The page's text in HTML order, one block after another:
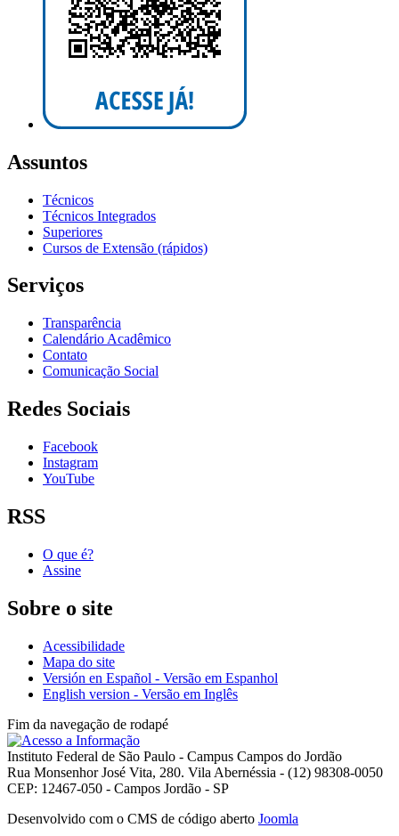
Assuntos
Técnicos
Técnicos Integrados
Superiores
Cursos de Extensão (rápidos)
Serviços
Transparência
Calendário Acadêmico
Contato
Comunicação Social
Redes Sociais
Facebook
Instagram
YouTube
RSS
O que é?
Assine
Sobre o site
Acessibilidade
Mapa do site
Versión en Español - Versão em Espanhol
English version - Versão em Inglês
Fim da navegação de rodapé
Instituto Federal de São Paulo - Campus Campos do Jordão
Rua Monsenhor José Vita, 280. Vila Abernéssia - (12) 98308-0050
CEP: 12467-050 - Campos Jordão - SP
Desenvolvido com o CMS de código aberto Joomla